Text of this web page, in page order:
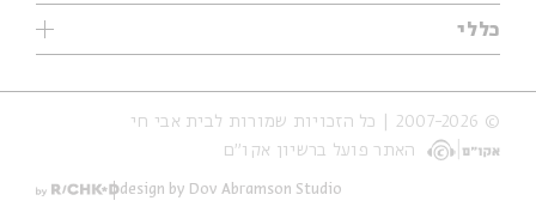
נוער
סדרות
אירועי עבר
אירועים בירושלים
עיון
מיוחדים
תערוכות
מיוחדים
כללי
אודות
הצהרת נגישות
תנאי שימוש והצהרת פרטיות
© 2007-2026 | כל הזכויות שמורות לבית אבי חי
האתר פועל ברשיון אקו״ם
design by Dov Abramson Studio